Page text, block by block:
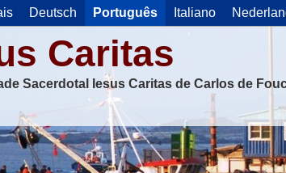
Deutsch Português Italiano
Caritas
Sacerdotal Iesus Caritas de Carlos de